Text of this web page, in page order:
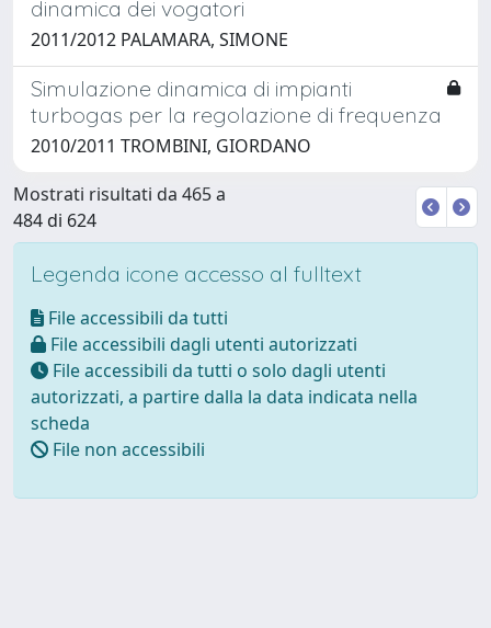
dinamica dei vogatori
2011/2012 PALAMARA, SIMONE
Simulazione dinamica di impianti
turbogas per la regolazione di frequenza
2010/2011 TROMBINI, GIORDANO
Mostrati risultati da 465 a
484 di 624
Legenda icone accesso al fulltext
File accessibili da tutti
File accessibili dagli utenti autorizzati
File accessibili da tutti o solo dagli utenti
autorizzati, a partire dalla la data indicata nella
scheda
File non accessibili